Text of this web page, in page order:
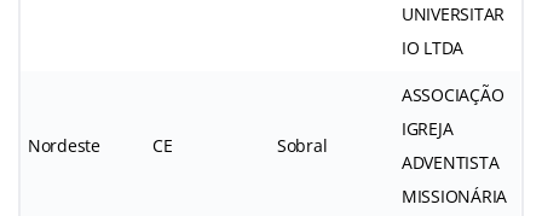
UNIVERSITAR
IO LTDA
Nordeste CE Sobral
ASSOCIAÇÃO
IGREJA
ADVENTISTA
MISSIONÁRIA